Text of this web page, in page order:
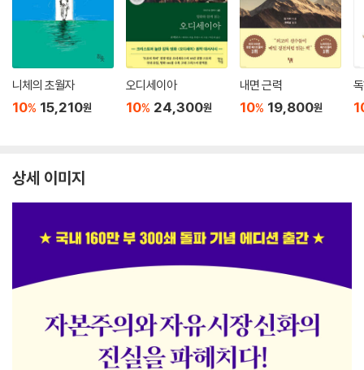
니체의 초월자
10% 15,210원
오디세이아
10% 24,300원
내면 근력
10% 19,800원
상세 이미지